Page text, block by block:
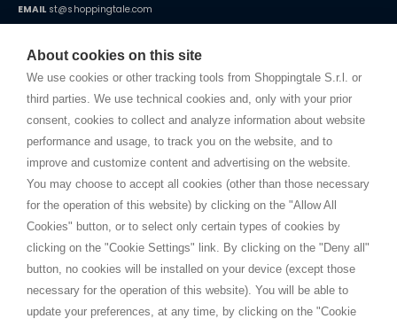
About cookies on this site
We use cookies or other tracking tools from Shoppingtale S.r.l. or
third parties. We use technical cookies and, only with your prior
consent, cookies to collect and analyze information about website
performance and usage, to track you on the website, and to
improve and customize content and advertising on the website.
You may choose to accept all cookies (other than those necessary
for the operation of this website) by clicking on the "Allow All
Cookies" button, or to select only certain types of cookies by
clicking on the "Cookie Settings" link. By clicking on the "Deny all"
button, no cookies will be installed on your device (except those
necessary for the operation of this website). You will be able to
update your preferences, at any time, by clicking on the "Cookie
EMAILst@shoppingtale.com
Starting this year, we decided to provide our customers withfake
home. You will always receive great care and attention, even from a
distance.
TERMINI E CONDIZIONI
Spedizioni
Termini e condizioni
Cookie
SHOPPINGTALE
Chi siamo
Convenzioni aziende
Vantaggi cambio merce
Contatti